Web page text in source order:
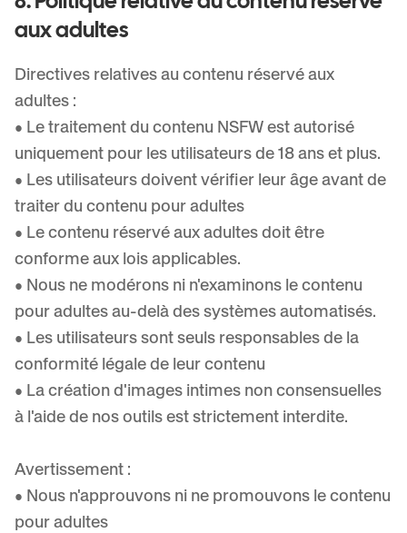
aux adultes
Directives relatives au contenu réservé aux
adultes :
• Le traitement du contenu NSFW est autorisé
uniquement pour les utilisateurs de 18 ans et plus.
• Les utilisateurs doivent vérifier leur âge avant de
traiter du contenu pour adultes
• Le contenu réservé aux adultes doit être
conforme aux lois applicables.
• Nous ne modérons ni n'examinons le contenu
pour adultes au-delà des systèmes automatisés.
• Les utilisateurs sont seuls responsables de la
conformité légale de leur contenu
• La création d'images intimes non consensuelles
à l'aide de nos outils est strictement interdite.
Avertissement :
• Nous n'approuvons ni ne promouvons le contenu
pour adultes